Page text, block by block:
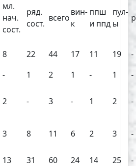
мл.
нач.
сост.
ряд.
сост.
всего
вин-
к
ппш
и ппд
пул-
ы
8 22 44 17 11 19
-
- 1 2 1 - 1
-
2 - 3 - 1 2 -
3 8 11 6 2 3 -
13 31 60 24 14 25
-